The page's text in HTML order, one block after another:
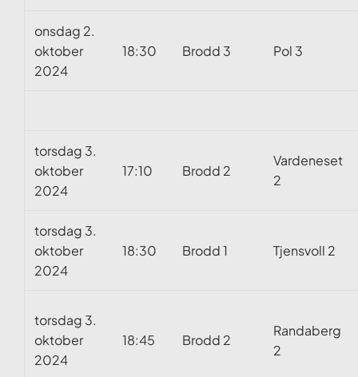
onsdag 2.
oktober
2024
18:30 Brodd 3 Pol 3
torsdag 3.
oktober
2024
17:10 Brodd 2
Vardeneset
2
torsdag 3.
oktober
2024
18:30 Brodd 1 Tjensvoll 2
torsdag 3.
oktober
2024
18:45 Brodd 2
Randaberg
2